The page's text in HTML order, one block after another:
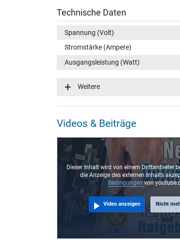
Technische Daten
Spannung (Volt)
Stromstärke (Ampere)
Ausgangsleistung (Watt)
Energieeffizienz
Steckerlänge (mm)
Steckerdurchmesser außen / innen
Stift im Stecker
Länge Anschlusskabel (m) (ca.)
Weitere
Videos & Beiträge
Dieser Inhalt wird von einem Drittanbieter
die Anzeige des externen Inhalts
Bedingungenvon
Video anzeigen Nicht